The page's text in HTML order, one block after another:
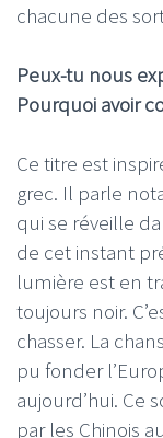
chacune des
Peux-tu nous
Pourquoi avoir
Ce titre est
grec. Il parle
qui se réveille
de cet instant
lumière est en
toujours noir.
chasser. La
pu fonder
aujourd’hui. Ce
par les Chinois